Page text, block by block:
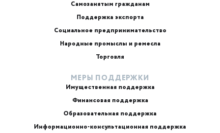
Самозанятым гражданам
Поддержка экспорта
Социальное предпринимательство
Народные промыслы и ремесла
Торговля
МЕРЫ ПОДДЕРЖКИ
Имущественная поддержка
Финансовая поддержка
Образовательная поддержка
Информационно-консультационная поддержка